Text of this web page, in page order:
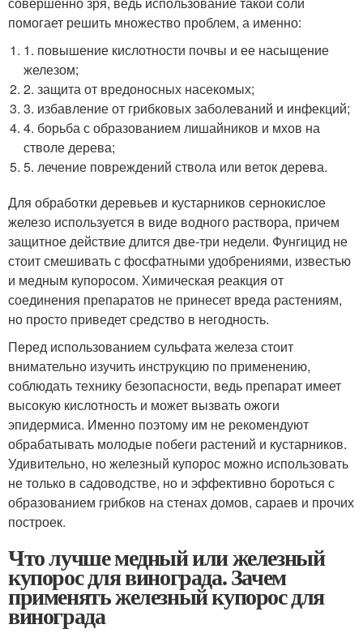
помогает решить множество проблем, а именно:
1. повышение кислотности почвы и ее насыщение
железом;
2. защита от вредоносных насекомых;
3. избавление от грибковых заболеваний и инфекций;
4. борьба с образованием лишайников и мхов на
стволе дерева;
5. лечение повреждений ствола или веток дерева.
Для обработки деревьев и кустарников сернокислое
железо используется в виде водного раствора, причем
защитное действие длится две-три недели. Фунгицид не
стоит смешивать с фосфатными удобрениями, известью
и медным купоросом. Химическая реакция от
соединения препаратов не принесет вреда растениям,
но просто приведет средство в негодность.
Перед использованием сульфата железа стоит
внимательно изучить инструкцию по применению,
соблюдать технику безопасности, ведь препарат имеет
высокую кислотность и может вызвать ожоги
эпидермиса. Именно поэтому им не рекомендуют
обрабатывать молодые побеги растений и кустарников.
Удивительно, но железный купорос можно использовать
не только в садоводстве, но и эффективно бороться с
образованием грибков на стенах домов, сараев и прочих
построек.
Что лучше медный или железный
купорос для винограда. Зачем
применять железный купорос для
винограда